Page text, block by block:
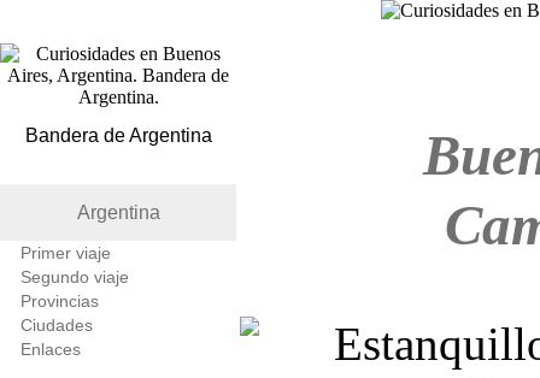
Bandera de Argentina
Argentina
Primer viaje
Segundo viaje
Provincias
Ciudades
Enlaces